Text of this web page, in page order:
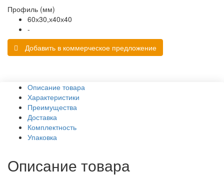
Профиль (мм)
60х30,х40х40
-
Добавить в коммерческое предложение
Описание товара
Характеристики
Преимущества
Доставка
Комплектность
Упаковка
Описание товара